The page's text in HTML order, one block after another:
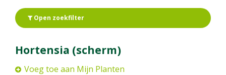
Open zoekfilter
Hortensia (scherm)
Voeg toe aan Mijn Planten